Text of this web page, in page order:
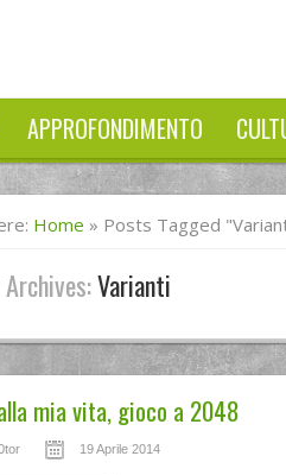
APPROFONDIMENTO
Home » Posts Tagged
Varianti
mia vita, gioco a 2048
19 Aprile 2014